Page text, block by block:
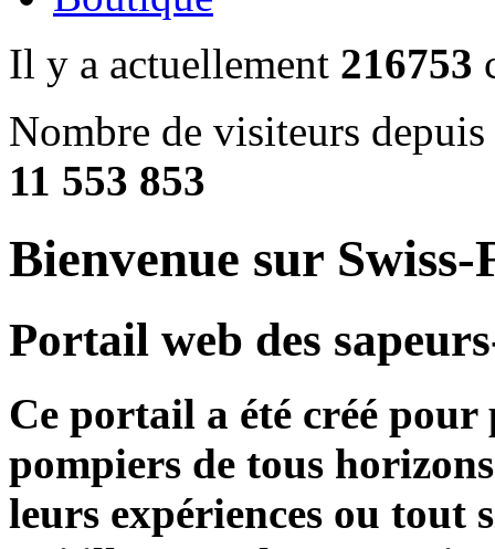
Il y a actuellement 216753
Nombre de visiteurs
11 553 853
Bienvenue sur
Portail web des
Ce portail a été créé
pompiers de tous
leurs expériences ou tout